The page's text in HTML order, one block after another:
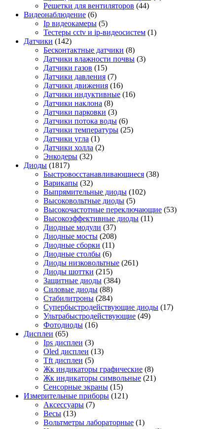
Решетки для вентиляторов (44)
Видеонаблюдение (6)
Ip видеокамеры (5)
Тестеры cctv и ip-видеосистем (1)
Датчики (142)
Бесконтактные датчики (8)
Датчики влажности почвы (3)
Датчики газов (15)
Датчики давления (7)
Датчики движения (16)
Датчики индуктивные (16)
Датчики наклона (8)
Датчики парковки (3)
Датчики потока воды (6)
Датчики температуры (25)
Датчики угла (1)
Датчики холла (2)
Энкодеры (32)
Диоды (1817)
Быстровосстанавливающиеся (38)
Варикапы (32)
Выпрямительные диоды (102)
Высоковольтные диоды (5)
Высокочастотные переключающие (53)
Высокоэффективные диоды (11)
Диодные модули (37)
Диодные мосты (208)
Диодные сборки (11)
Диодные столбы (6)
Диоды низковольтные (261)
Диоды шоттки (215)
Защитные диоды (384)
Силовые диоды (88)
Стабилитроны (284)
Супербыстродействующие диоды (17)
Ультрабыстродействующие (49)
Фотодиоды (16)
Дисплеи (65)
Ips дисплеи (3)
Oled дисплеи (13)
Tft дисплеи (5)
Жк индикаторы графические (8)
Жк индикаторы символьные (21)
Сенсорные экраны (15)
Измерительные приборы (121)
Аксессуары (7)
Весы (13)
Вольтметры лабораторные (1)